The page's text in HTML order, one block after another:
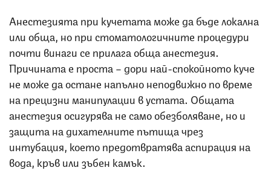
Анестезията при кучетата може да бъде локална
или обща, но при стоматологичните процедури
почти винаги се прилага обща анестезия.
Причината е проста – дори най-спокойното куче
не може да остане напълно неподвижно по време
на прецизни манипулации в устата. Общата
анестезия осигурява не само обезболяване, но и
защита на дихателните пътища чрез
интубация, което предотвратява аспирация на
вода, кръв или зъбен камък.